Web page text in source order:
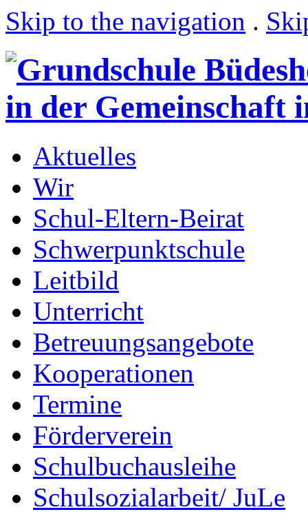
Skip to the navigation .
Aktuelles
Wir
Schul-Eltern-Beirat
Schwerpunktschule
Leitbild
Unterricht
Betreuungsangebote
Kooperationen
Termine
Förderverein
Schulbuchausleihe
Schulsozialarbeit/ JuLe